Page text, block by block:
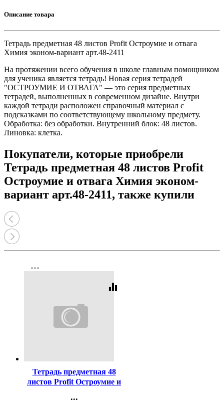
Описание товара
Тетрадь предметная 48 листов Profit Остроумие и отвага
Химия эконом-вариант арт.48-2411
На протяжении всего обучения в школе главным помощником
для ученика является тетрадь! Новая серия тетрадей
"ОСТРОУМИЕ И ОТВАГА" — это серия предметных
тетрадей, выполненных в современном дизайне. Внутри
каждой тетради расположен справочный материал с
подсказками по соответствующему школьному предмету.
Обработка: без обработки. Внутренний блок: 48 листов.
Линовка: клетка.
Покупатели, которые приобрели
Тетрадь предметная 48 листов Profit
Остроумие и отвага Химия эконом-
вариант арт.48-2411, также купили
more_horiz
equalizer
Тетрадь предметная 48
листов Profit Остроумие и
...